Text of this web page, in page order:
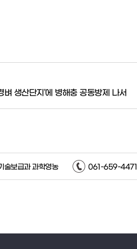
벼 생산단지’에 병해충 공동방제 나서
술보급과 과학영농 061-659-4471